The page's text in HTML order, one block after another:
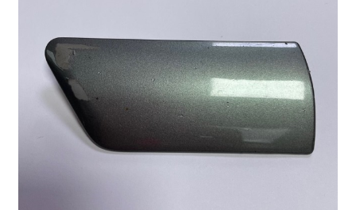
Мой аккаунт
Оформление заказа
Условия оплаты